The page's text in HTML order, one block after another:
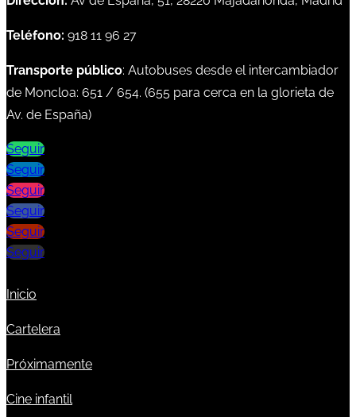
Teléfono: 918 11 96 27
Transporte público: Autobuses desde el intercambiador
de Moncloa: 651 / 654. (655 para cerca en la glorieta de
Av. de España)
Seguir
Seguir
Seguir
Seguir
Seguir
Seguir
Inicio
Cartelera
Próximamente
Cine infantil